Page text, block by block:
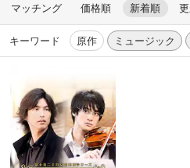
マッチング 価格順 新着順
キーワード 原作 ミュージック